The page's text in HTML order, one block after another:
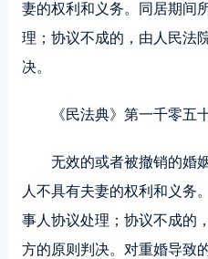
妻的权利和义务。同居期间
理；协议不成的，由人民法
决。
《民法典》第一千零五
无效的或者被撤销的婚
人不具有夫妻的权利和义务
事人协议处理；协议不成的
方的原则判决。对重婚导致